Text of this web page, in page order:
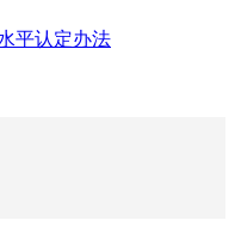
平认定办法